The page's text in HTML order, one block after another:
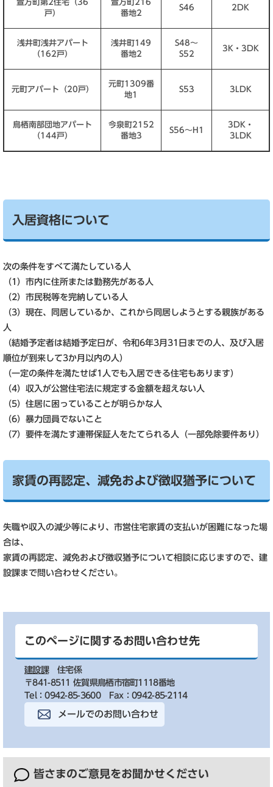
萱方町第2住宅（36
戸）
萱方町216
番地2
S46 2DK
浅井町浅井アパート
（162戸）
浅井町149
番地2
S48～
S52
3K・3DK
元町アパート（20戸）
元町1309番
地1
S53 3LDK
鳥栖南部団地アパート
（144戸）
今泉町2152
番地3
S56～H1
3DK・
3LDK
入居資格について
次の条件をすべて満たしている人
（1）市内に住所または勤務先がある人
（2）市民税等を完納している人
（3）現在、同居しているか、これから同居しようとする親族がある
人
（結婚予定者は結婚予定日が、令和6年3月31日までの人、及び入居
順位が到来して3か月以内の人）
（一定の条件を満たせば1人でも入居できる住宅もあります）
（4）収入が公営住宅法に規定する金額を超えない人
（5）住居に困っていることが明らかな人
（6）暴力団員でないこと
（7）要件を満たす連帯保証人をたてられる人（一部免除要件あり）
家賃の再認定、減免および徴収猶予について
失職や収入の減少等により、市営住宅家賃の支払いが困難になった場
合は、
家賃の再認定、減免および徴収猶予について相談に応じますので、建
設課まで問い合わせください。
このページに関するお問い合わせ先
建設課
住宅係
〒841-8511 佐賀県鳥栖市宿町1118番地
Tel：0942-85-3600
Fax：0942-85-2114
メールでのお問い合わせ
皆さまのご意見をお聞かせください